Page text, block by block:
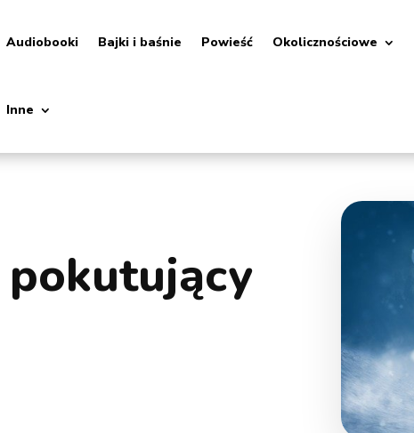
Audiobooki Bajki i baśnie Powieść Okolicznościowe
Inne